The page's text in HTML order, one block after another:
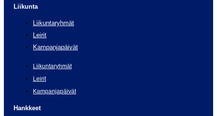
Liikunta
Liikuntaryhmät
Leirit
Kampanjapäivät
Liikuntaryhmät
Leirit
Kampanjapäivät
Hankkeet